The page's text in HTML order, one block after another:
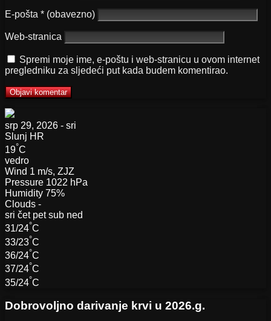
E-pošta * (obavezno)
Web-stranica
Spremi moje ime, e-poštu i web-stranicu u ovom internet
pregledniku za sljedeći put kada budem komentirao.
srp 29, 2026 - sri
Slunj HR
19°C
vedro
Wind 1 m/s, ZJZ
Pressure 1022 hPa
Humidity 75%
Clouds -
sri čet pet sub ned
31/24°C
33/23°C
36/24°C
37/24°C
35/24°C
Dobrovoljno darivanje krvi u 2026.g.